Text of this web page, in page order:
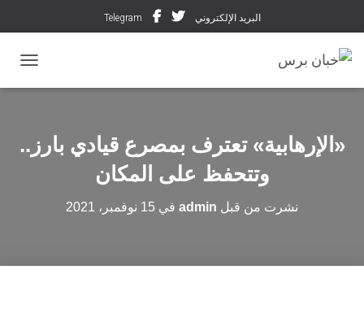
البريد الإلكتروني Telegram
«الإرهابية» تعترف بمصرع قيادي بارز..
وتتحفظ على المكان
نشرت من قبل admin في 15 نوفمبر، 2021